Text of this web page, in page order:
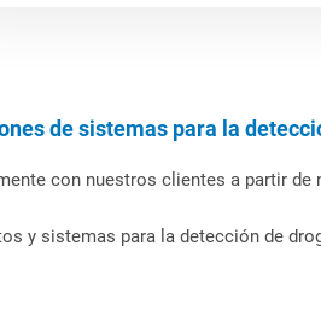
de sistemas para la
con nuestros clientes a partir
y sistemas para la detección de